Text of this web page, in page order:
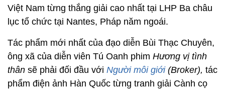
Việt Nam từng thắng giải cao nhất tại LHP Ba châu
lục tổ chức tại Nantes, Pháp năm ngoái.
Tác phẩm mới nhất của đạo diễn Bùi Thạc Chuyên,
ông xã của diễn viên Tú Oanh phim Hương vị tình
thân sẽ phải đối đầu với Người môi giới (Broker), tác
phẩm điện ảnh Hàn Quốc từng tranh giải Cành cọ